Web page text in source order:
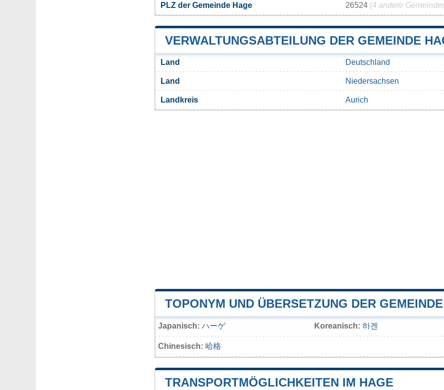
PLZ der Gemeinde Hage 26524 (4 andere
VERWALTUNGSABTEILUNG DER GEMEINDE
Land Deutschland
Land Niedersachsen
Landkreis Aurich
TOPONYM UND ÜBERSETZUNG DER
Japanisch: ハーゲ Koreanisch: 하겐
Chinesisch: 哈格
TRANSPORTMÖGLICHKEITEN IM HAGE